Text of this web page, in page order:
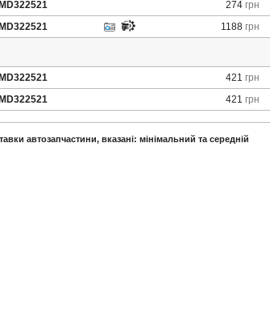
MD322521 274 грн
MD322521 1188 грн
MD322521 421 грн
MD322521 421 грн
автозапчастини, вказані: мінімальний та середній